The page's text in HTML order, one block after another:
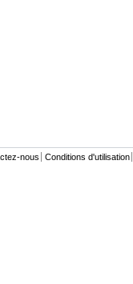
nous Conditions d'utilisation